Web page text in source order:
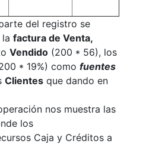
del registro se
factura de Venta,
Vendido (200 * 56), los
* 19%) como fuentes
Clientes que dando en
nos muestra las
los
Caja y Créditos a